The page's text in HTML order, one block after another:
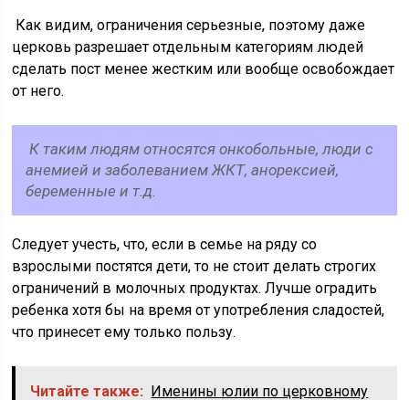
Как видим, ограничения серьезные, поэтому даже
церковь разрешает отдельным категориям людей
сделать пост менее жестким или вообще освобождает
от него.
К таким людям относятся онкобольные, люди с
анемией и заболеванием ЖКТ, анорексией,
беременные и т.д.
Следует учесть, что, если в семье на ряду со
взрослыми постятся дети, то не стоит делать строгих
ограничений в молочных продуктах. Лучше оградить
ребенка хотя бы на время от употребления сладостей,
что принесет ему только пользу.
Читайте также: Именины юлии по церковному